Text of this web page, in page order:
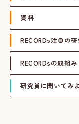
資料
RECORDs注目の
RECORDsの取組み
研究員に聞いてみ